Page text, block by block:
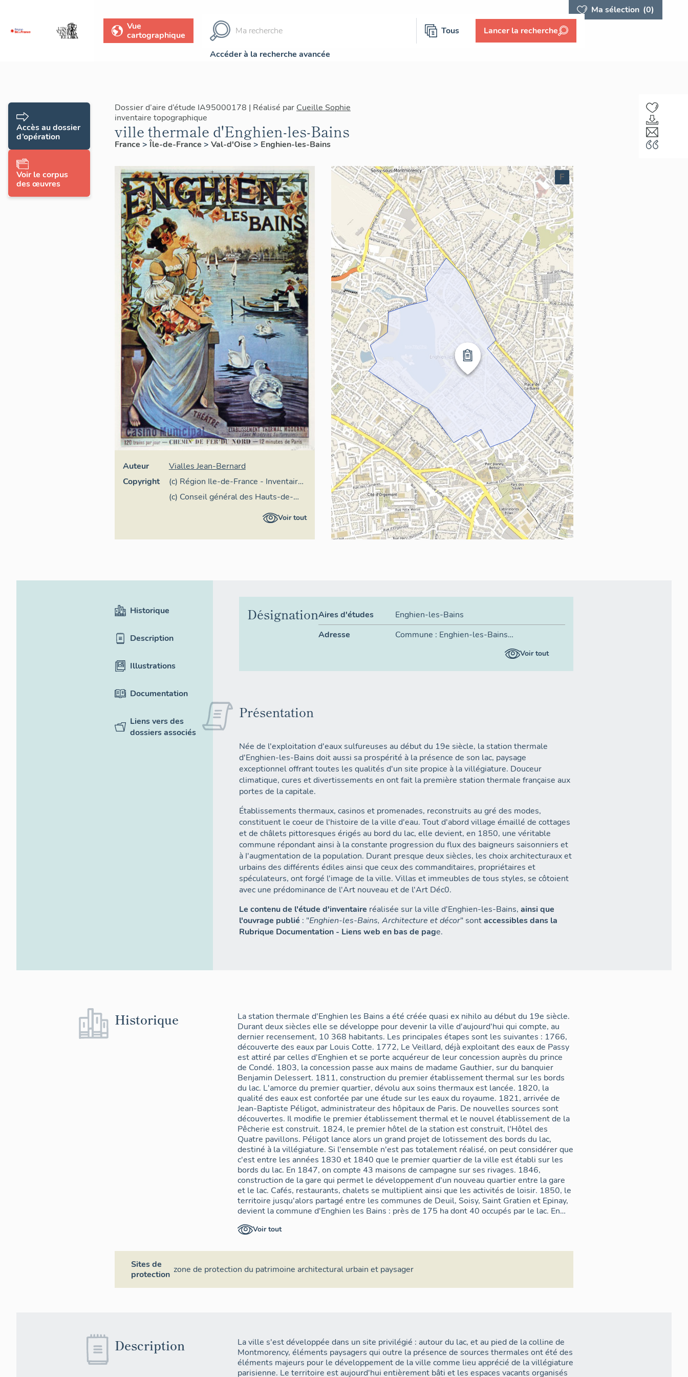
Ma sélection (0)
Vue
cartographique
Tous Lancer la recherche
Accéder à la recherche avancée
Dossier d’aire d’étude IA95000178 | Réalisé par Cueille Sophie
inventaire topographique
ville thermale d'Enghien-les-Bains
France > Île-de-France > Val-d'Oise > Enghien-les-Bains
Auteur
Vialles Jean-Bernard
Copyright
(c) Région Ile-de-France - Inventaire
général du patrimoine culturel
(c) Conseil général des Hauts-de-
Voir tout
F
Accès au dossier
d’opération
Voir le corpus
des œuvres
Historique
Description
Illustrations
Documentation
Liens vers des
dossiers associés
DésignationAires d'études
Enghien-les-Bains
Adresse
Commune : Enghien-les-Bains
Cadastre : 1995 AB, AC, AD, AE, AH
Voir tout
Présentation
Née de l'exploitation d'eaux sulfureuses au début du 19e siècle, la station thermale
d'Enghien-les-Bains doit aussi sa prospérité à la présence de son lac, paysage
exceptionnel offrant toutes les qualités d'un site propice à la villégiature. Douceur
climatique, cures et divertissements en ont fait la première station thermale française aux
portes de la capitale.
Établissements thermaux, casinos et promenades, reconstruits au gré des modes,
constituent le coeur de l'histoire de la ville d'eau. Tout d'abord village émaillé de cottages
et de châlets pittoresques érigés au bord du lac, elle devient, en 1850, une véritable
commune répondant ainsi à la constante progression du flux des baigneurs saisonniers et
à I'augmentation de la population. Durant presque deux siècles, les choix architecturaux et
urbains des différents édiles ainsi que ceux des commanditaires, propriétaires et
spéculateurs, ont forgé l'image de la ville. Villas et immeubles de tous styles, se côtoient
avec une prédominance de l'Art nouveau et de l'Art Déc0.
Le contenu de l'étude d'inventaire réalisée sur la ville d'Enghien-les-Bains,ainsi que
l'ouvrage publié : "Enghien-les-Bains, Architecture et décor" sontaccessibles dans la
Rubrique Documentation - Liens web en bas de page.
Historique
La station thermale d'Enghien les Bains a été créée quasi ex nihilo au début du 19e siècle.
Durant deux siècles elle se développe pour devenir la ville d'aujourd'hui qui compte, au
dernier recensement, 10 368 habitants. Les principales étapes sont les suivantes : 1766,
découverte des eaux par Louis Cotte. 1772, Le Veillard, déjà exploitant des eaux de Passy
est attiré par celles d'Enghien et se porte acquéreur de leur concession auprès du prince
de Condé. 1803, la concession passe aux mains de madame Gauthier, sur du banquier
Benjamin Delessert. 1811, construction du premier établissement thermal sur les bords
du lac. L'amorce du premier quartier, dévolu aux soins thermaux est lancée. 1820, la
qualité des eaux est confortée par une étude sur les eaux du royaume. 1821, arrivée de
Jean-Baptiste Péligot, administrateur des hôpitaux de Paris. De nouvelles sources sont
découvertes. Il modifie le premier établissement thermal et le nouvel établissement de la
Pêcherie est construit. 1824, le premier hôtel de la station est construit, l'Hôtel des
Quatre pavillons. Péligot lance alors un grand projet de lotissement des bords du lac,
destiné à la villégiature. Si l'ensemble n'est pas totalement réalisé, on peut considérer que
c'est entre les années 1830 et 1840 que le premier quartier de la ville est établi sur les
bords du lac. En 1847, on compte 43 maisons de campagne sur ses rivages. 1846,
construction de la gare qui permet le développement d'un nouveau quartier entre la gare
et le lac. Cafés, restaurants, chalets se multiplient ainsi que les activités de loisir. 1850, le
territoire jusqu'alors partagé entre les communes de Deuil, Soisy, Saint Gratien et Epinay,
devient la commune d'Enghien les Bains : près de 175 ha dont 40 occupés par le lac. En
Temple au nord également qui contribue au développement d'un quartier de maisons dans
percement de nouvelles rue et ainsi développement d'un nouveau pôle urbain. La
percement de nouveaux boulevards (notamment sur le plateau d'Ormesson, la rue Félix
de ville d'eau. Apparaît également à cette période le phénomène des lotissements
concertés privés comme la Villa des Sureaux, la Villa d'Ormesson, La Villa Messenie ou la
Villa Cresson. Durant l'entre guerre a lieu une véritable renaissance urbaine avec tout
Voir tout
Sites de
protection zone de protection du patrimoine architectural urbain et paysager
Description
La ville s'est développée dans un site privilégié : autour du lac, et au pied de la colline de
Montmorency, éléments paysagers qui outre la présence de sources thermales ont été des
éléments majeurs pour le développement de la ville comme lieu apprécié de la villégiature
parisienne. Le territoire est aujourd'hui entièrement bâti et les espaces vacants organisés